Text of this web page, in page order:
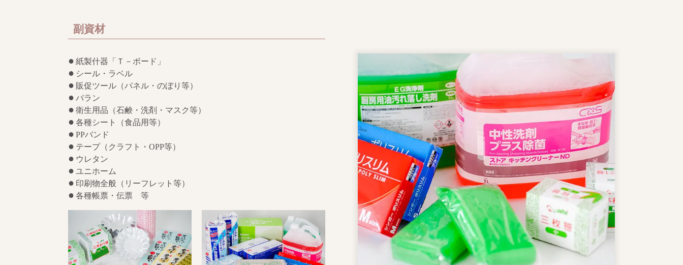
副資材
紙製什器「Ｔ－ボード」
シール・ラベル
販促ツール（パネル・のぼり等）
バラン
衛生用品（石鹸・洗剤・マスク等）
各種シート（食品用等）
PPバンド
テープ（クラフト・OPP等）
ウレタン
ユニホーム
印刷物全般（リーフレット等）
各種帳票・伝票 等